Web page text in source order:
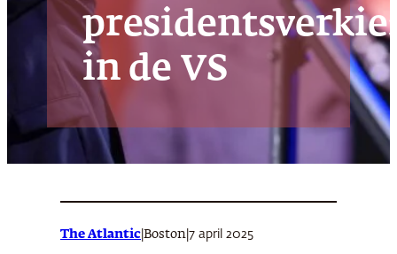
in de VS
The Atlantic Boston 7 april 2025